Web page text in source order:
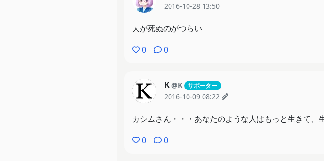
2016-10-28 13:50
人が死ぬのがつらい
0
0
K @K サポーター
2016-10-09 08:22
カシムさん・・・あなたのような人はもっと生きて、
0
0